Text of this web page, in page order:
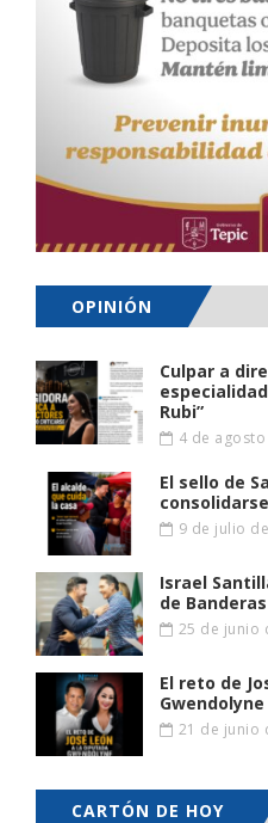
OPINIÓN
Culpar a
Rubi”
4 de
El sello de
9 de julio
Israel
de Banderas
25 de junio
El reto de
Gwendolyne
21 de junio
CARTÓN DE HOY